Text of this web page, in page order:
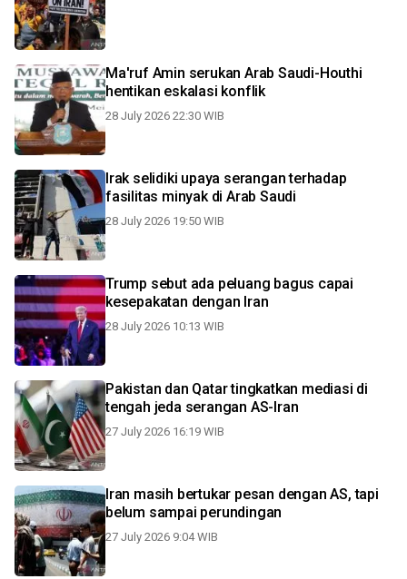
Ma'ruf Amin serukan Arab Saudi-Houthi
hentikan eskalasi konflik
28 July 2026 22:30 WIB
Irak selidiki upaya serangan terhadap
fasilitas minyak di Arab Saudi
28 July 2026 19:50 WIB
Trump sebut ada peluang bagus capai
kesepakatan dengan Iran
28 July 2026 10:13 WIB
Pakistan dan Qatar tingkatkan mediasi di
tengah jeda serangan AS-Iran
27 July 2026 16:19 WIB
Iran masih bertukar pesan dengan AS, tapi
belum sampai perundingan
27 July 2026 9:04 WIB